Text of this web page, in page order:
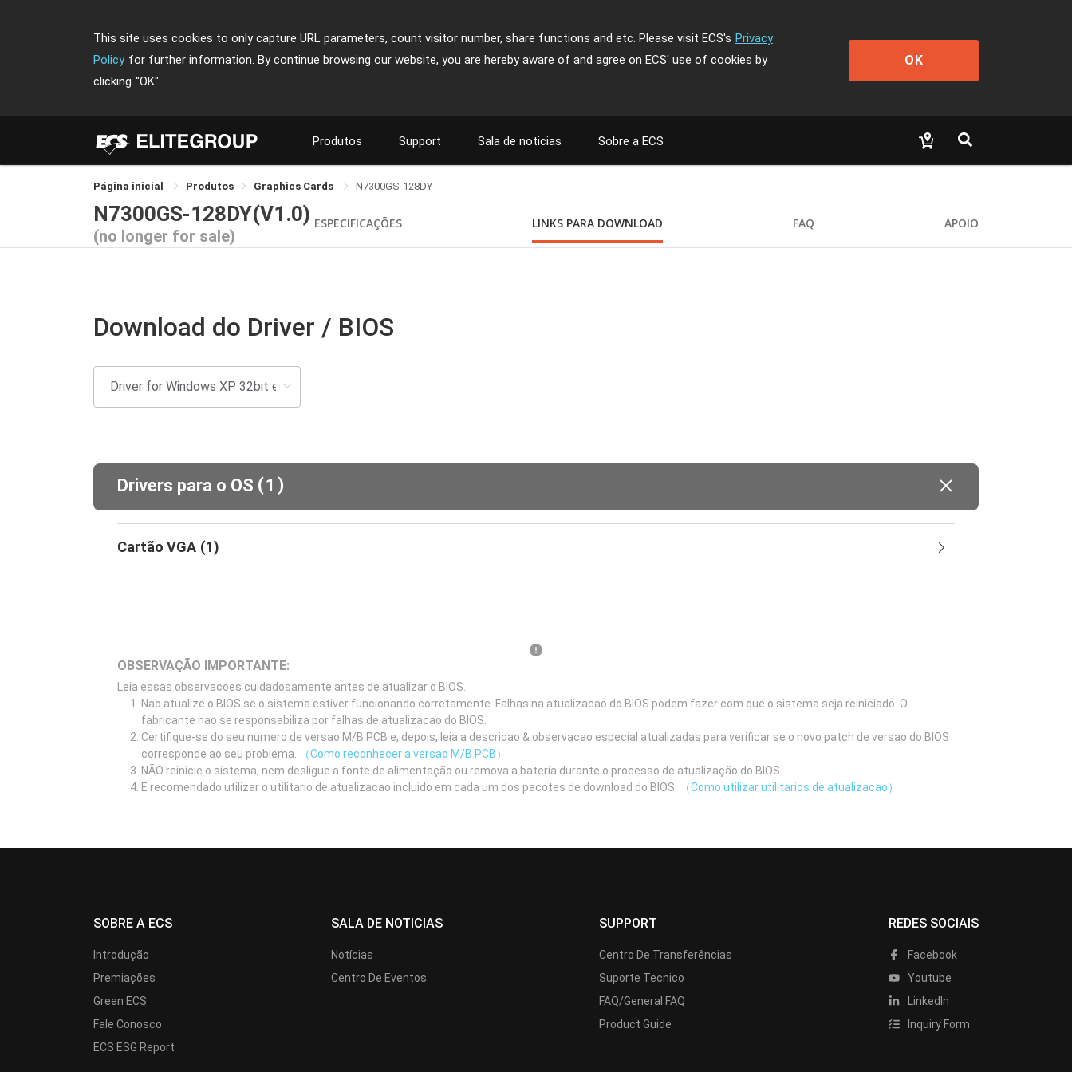
This site uses cookies to only capture URL parameters, count visitor number, share functions and etc. Please visit ECS's Privacy
Policy for further information. By continue browsing our website, you are hereby aware of and agree on ECS' use of cookies by
clicking "OK"
OK
Produtos Support Sala de noticias Sobre a ECS
Página inicial Produtos Graphics Cards N7300GS-128DY
N7300GS-128DY(V1.0)
(no longer for sale)
ESPECIFICAÇÕES LINKS PARA DOWNLOAD FAQ APOIO
Download do Driver / BIOS
Drivers para o OS (1 )
Cartão VGA (1)
OBSERVAÇÃO IMPORTANTE:
Leia essas observacoes cuidadosamente antes de atualizar o BIOS.
Nao atualize o BIOS se o sistema estiver funcionando corretamente. Falhas na atualizacao do BIOS podem fazer com que o sistema seja reiniciado. O
fabricante nao se responsabiliza por falhas de atualizacao do BIOS.
Certifique-se do seu numero de versao M/B PCB e, depois, leia a descricao & observacao especial atualizadas para verificar se o novo patch de versao do BIOS
corresponde ao seu problema.
（Como reconhecer a versao M/B PCB）
NÃO reinicie o sistema, nem desligue a fonte de alimentação ou remova a bateria durante o processo de atualização do BIOS.
E recomendado utilizar o utilitario de atualizacao incluido em cada um dos pacotes de download do BIOS.
（Como utilizar utilitarios de atualizacao）
SOBRE A ECS
Introdução
Premiações
Green ECS
Fale Conosco
ECS ESG Report
SALA DE NOTICIAS
Notícias
Centro De Eventos
SUPPORT
Centro De Transferências
Suporte Tecnico
FAQ/General FAQ
Product Guide
REDES SOCIAIS
Facebook
Youtube
LinkedIn
Inquiry Form